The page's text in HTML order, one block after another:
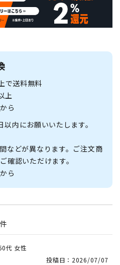
で送料無料
上
から
以内にお願いいたします。
などが異なります。ご注文商
確認いただけます。
から
代 女性
投稿日
2026/07/07